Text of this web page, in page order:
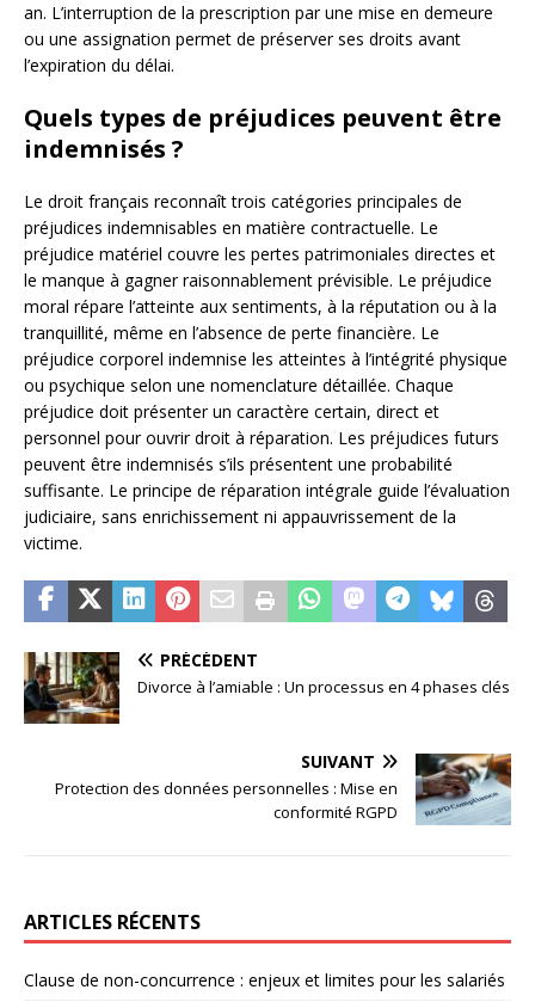
an. L’interruption de la prescription par une mise en demeure
ou une assignation permet de préserver ses droits avant
l’expiration du délai.
Quels types de préjudices peuvent être
indemnisés ?
Le droit français reconnaît trois catégories principales de
préjudices indemnisables en matière contractuelle. Le
préjudice matériel couvre les pertes patrimoniales directes et
le manque à gagner raisonnablement prévisible. Le préjudice
moral répare l’atteinte aux sentiments, à la réputation ou à la
tranquillité, même en l’absence de perte financière. Le
préjudice corporel indemnise les atteintes à l’intégrité physique
ou psychique selon une nomenclature détaillée. Chaque
préjudice doit présenter un caractère certain, direct et
personnel pour ouvrir droit à réparation. Les préjudices futurs
peuvent être indemnisés s’ils présentent une probabilité
suffisante. Le principe de réparation intégrale guide l’évaluation
judiciaire, sans enrichissement ni appauvrissement de la
victime.
PRÉCÉDENT
Divorce à l’amiable : Un processus en 4 phases clés
SUIVANT
Protection des données personnelles : Mise en
conformité RGPD
ARTICLES RÉCENTS
Clause de non-concurrence : enjeux et limites pour les salariés